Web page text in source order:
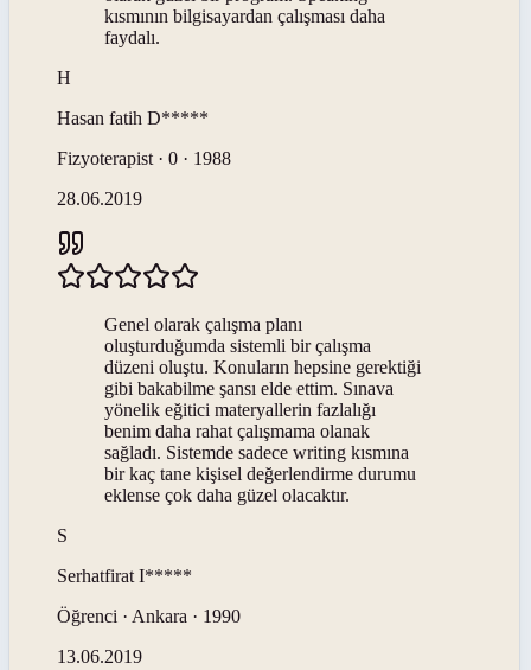
kısmının bilgisayardan çalışması daha
faydalı.
H
Hasan fatih D*****
Fizyoterapist · 0 · 1988
28.06.2019
Genel olarak çalışma planı
oluşturduğumda sistemli bir çalışma
düzeni oluştu. Konuların hepsine gerektiği
gibi bakabilme şansı elde ettim. Sınava
yönelik eğitici materyallerin fazlalığı
benim daha rahat çalışmama olanak
sağladı. Sistemde sadece writing kısmına
bir kaç tane kişisel değerlendirme durumu
eklense çok daha güzel olacaktır.
S
Serhatfirat I*****
Öğrenci · Ankara · 1990
13.06.2019